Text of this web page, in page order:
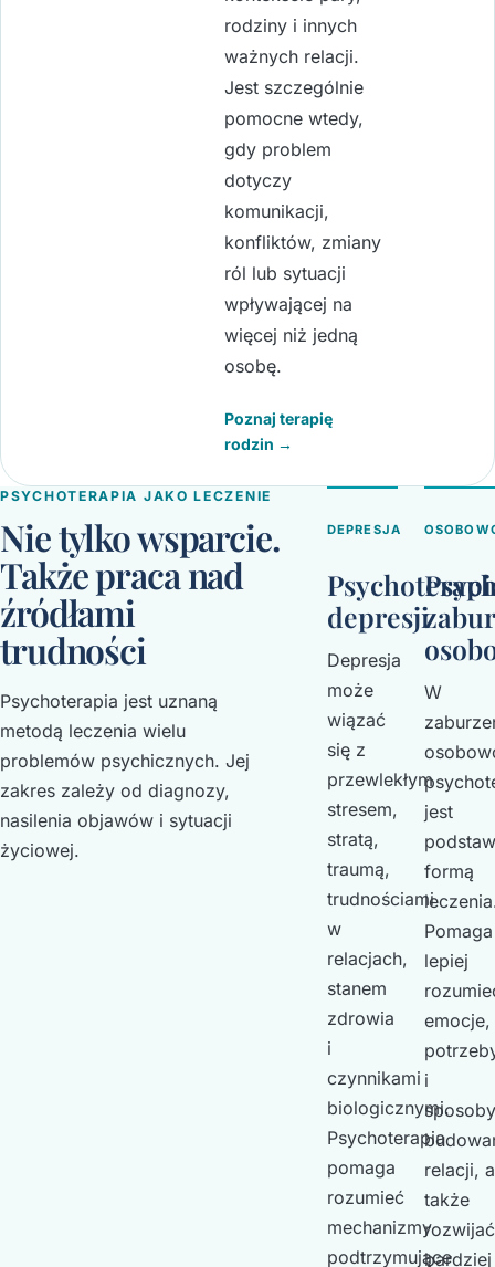
rodziny i innych
ważnych relacji.
Jest szczególnie
pomocne wtedy,
gdy problem
dotyczy
komunikacji,
konfliktów, zmiany
ról lub sytuacji
wpływającej na
więcej niż jedną
osobę.
Poznaj terapię
rodzin →
PSYCHOTERAPIA JAKO LECZENIE
Nie tylko wsparcie.
Także praca nad
źródłami
trudności
Psychoterapia jest uznaną
metodą leczenia wielu
problemów psychicznych. Jej
zakres zależy od diagnozy,
nasilenia objawów i sytuacji
życiowej.
DEPRESJA
depresji
Depresja
może
wiązać
się z
przewlekłym
stresem,
stratą,
traumą,
trudnościami
w
relacjach,
stanem
zdrowia
i
czynnikami
biologicznymi.
Psychoterapia
pomaga
rozumieć
mechanizmy
podtrzymujące
W
jest
formą
Pomaga
lepiej
emocje,
i
sposoby
relacji, a
także
rozwijać
bardziej